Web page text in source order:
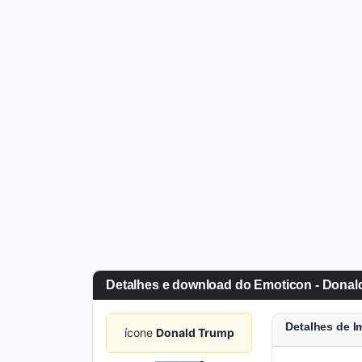
Detalhes e download do Emoticon -
ícone Donald Trump Detalhes de